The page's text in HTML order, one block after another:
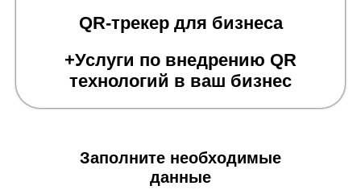
QR-трекер для бизнеса
+Услуги по внедрению QR
технологий в ваш бизнес
Заполните необходимые
данные